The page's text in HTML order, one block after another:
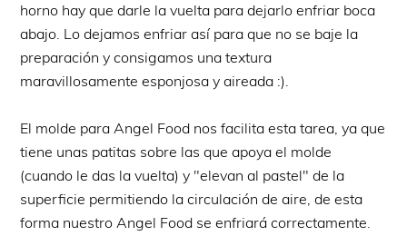
horno hay que darle la vuelta para dejarlo enfriar boca
abajo. Lo dejamos enfriar así para que no se baje la
preparación y consigamos una textura
maravillosamente esponjosa y aireada :).
El molde para Angel Food nos facilita esta tarea, ya que
tiene unas patitas sobre las que apoya el molde
(cuando le das la vuelta) y "elevan al pastel" de la
superficie permitiendo la circulación de aire, de esta
forma nuestro Angel Food se enfriará correctamente.